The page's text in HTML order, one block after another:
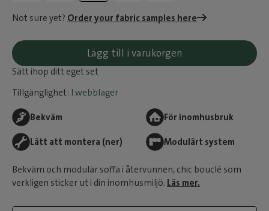
Not sure yet? Order your fabric samples here
Lägg till i varukorgen
Sätt ihop ditt eget set
Tillgänglighet: I webblager
Bekväm För inomhusbruk
Lätt att montera (ner) Modulärt system
Bekväm och modulär soffa i återvunnen, chic bouclé som
verkligen sticker ut i din inomhusmiljö. Läs mer.